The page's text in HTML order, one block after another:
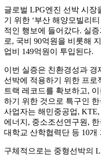
글로벌 LPG엔진 선박 시
기 위한 ‘부산 해양모빌리
적인 행보에 들어갔다. 실
로, 국비 90억원을 비롯해
업비 149억원이 투입된다.
이번 실증은 친환경성과 경
선박에 적용하기 위한 프로
트랙 레코드를 확보하고,
하기 위한 것으로 특구인
사업자는 해민중공업,
에너지, 중소조선연구원,
대학교 산학협력단 등 10개
구체적으로는 중형선박의